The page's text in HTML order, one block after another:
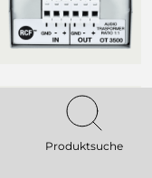
Produktsuche